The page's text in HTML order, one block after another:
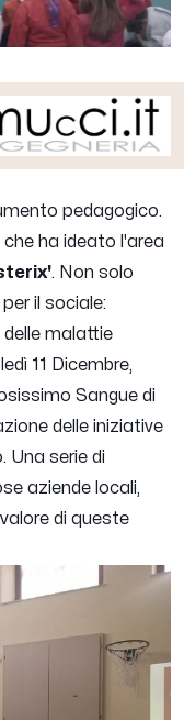
pedagogico.
che ha ideato l'area
. Non solo
il sociale:
malattie
11 Dicembre,
Sangue di
delle iniziative
Una serie di
aziende locali,
di queste